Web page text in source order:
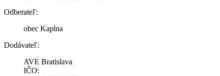
Odberateľ:
obec Kaplna
Dodávateľ:
AVE Bratislava
IČO: